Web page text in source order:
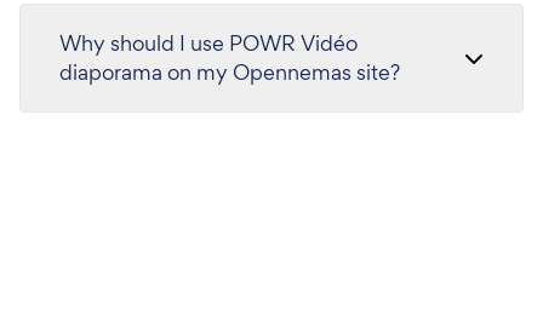
Why should I use POWR Vidéo
diaporama on my Opennemas site?